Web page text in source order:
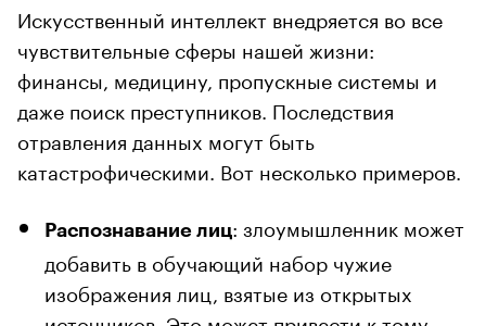
Искусственный интеллект внедряется во все
чувствительные сферы нашей жизни:
финансы, медицину, пропускные системы и
даже поиск преступников. Последствия
отравления данных могут быть
катастрофическими. Вот несколько примеров.
Распознавание лиц: злоумышленник может
добавить в обучающий набор чужие
изображения лиц, взятые из открытых